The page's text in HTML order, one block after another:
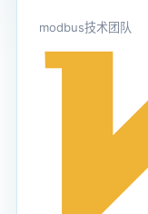
modbus技术团队